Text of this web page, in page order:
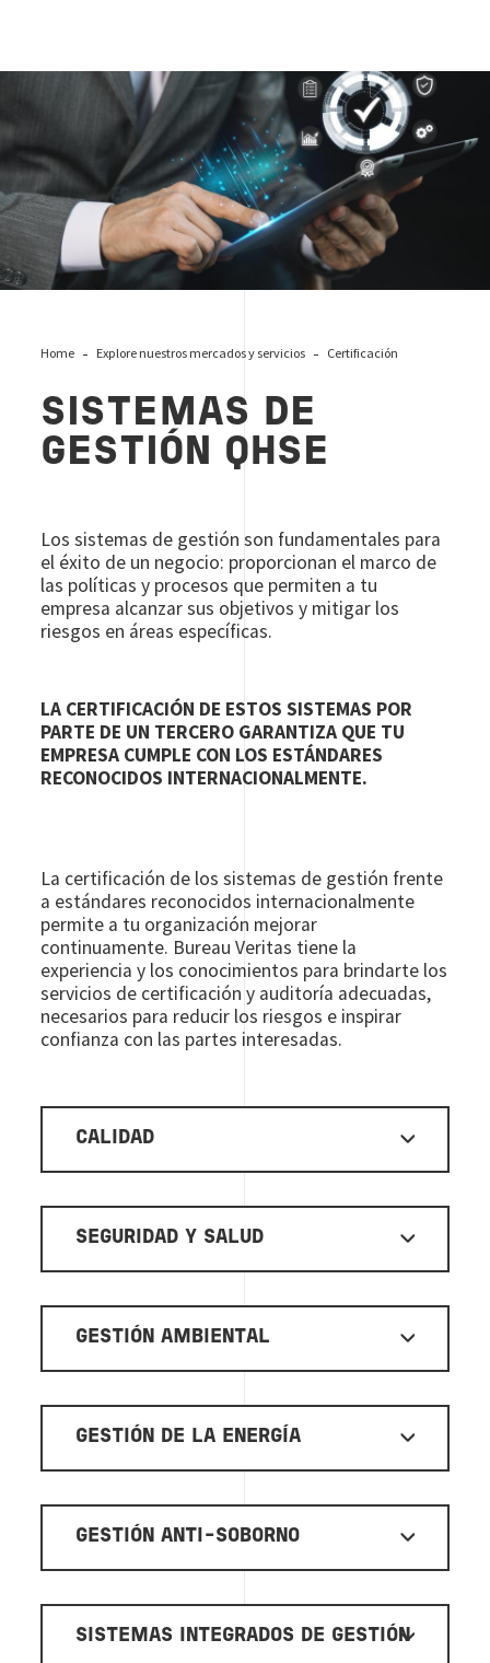
sistema-de-gestion-qhse
Home Explore nuestros mercados y servicios Certificación
SISTEMAS DE
GESTIÓN QHSE
Los sistemas de gestión son fundamentales para
el éxito de un negocio: proporcionan el marco de
las políticas y procesos que permiten a tu
empresa alcanzar sus objetivos y mitigar los
riesgos en áreas específicas.
LA CERTIFICACIÓN DE ESTOS SISTEMAS POR
PARTE DE UN TERCERO GARANTIZA QUE TU
EMPRESA CUMPLE CON LOS ESTÁNDARES
RECONOCIDOS INTERNACIONALMENTE.
La certificación de los sistemas de gestión frente
a estándares reconocidos internacionalmente
permite a tu organización mejorar
continuamente. Bureau Veritas tiene la
experiencia y los conocimientos para brindarte los
servicios de certificación y auditoría adecuadas,
necesarios para reducir los riesgos e inspirar
confianza con las partes interesadas.
CALIDAD
SEGURIDAD Y SALUD
GESTIÓN AMBIENTAL
GESTIÓN DE LA ENERGÍA
GESTIÓN ANTI-SOBORNO
SISTEMAS INTEGRADOS DE GESTIÓN